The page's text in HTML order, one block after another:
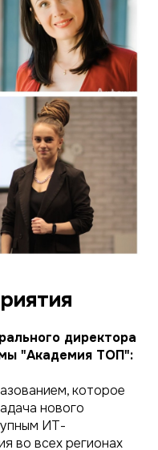
директора
"Академия ТОП":
которое
нового
ИТ-
во всех регионах